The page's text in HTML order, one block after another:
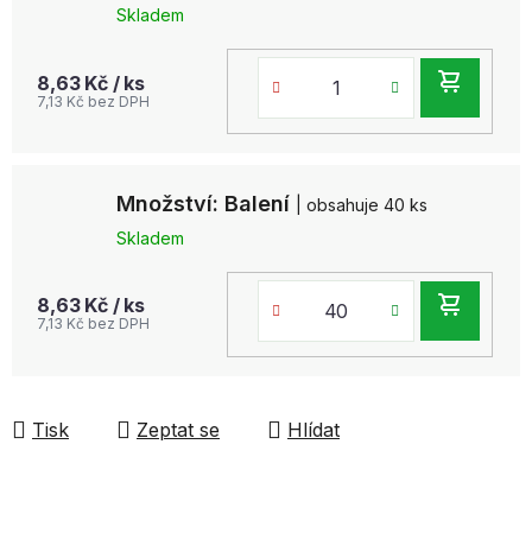
Skladem
8,63 Kč / ks
7,13 Kč bez DPH
Množství: Balení
| obsahuje 40 ks
Skladem
8,63 Kč / ks
7,13 Kč bez DPH
Tisk Zeptat se Hlídat